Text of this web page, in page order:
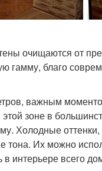
очищаются от
гамму, благо
важным
зоне в
Холодные
Их можно
интерьере всего